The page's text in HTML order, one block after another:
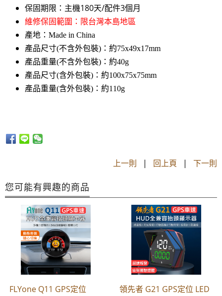
保固期限： 主機180天/配件3個月
維修保固範圍：限台灣本島地區
產地：Made in China
產品尺寸(不含外包裝)：約75x49x17mm
產品重量(不含外包裝)：約40g
產品尺寸(含外包裝)：約100x75x75mm
產品重量(含外包裝)：約110g
上一則 | 回上頁 | 下一則
您可能有興趣的商品
FLYone Q11 GPS定位
領先者 G21 GPS定位 LED